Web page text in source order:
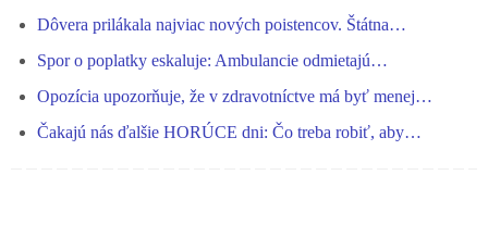
Dôvera prilákala najviac nových poistencov. Štátna…
Spor o poplatky eskaluje: Ambulancie odmietajú…
Opozícia upozorňuje, že v zdravotníctve má byť menej…
Čakajú nás ďalšie HORÚCE dni: Čo treba robiť, aby…